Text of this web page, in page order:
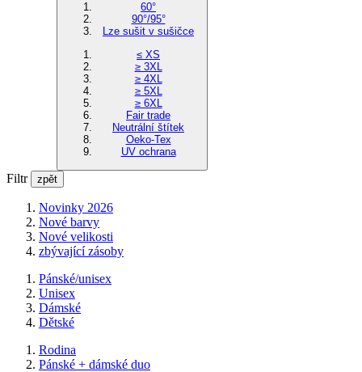
60°
90°/95°
Lze sušit v sušičce
≤ XS
≥ 3XL
≥ 4XL
≥ 5XL
≥ 6XL
Fair trade
Neutrální štítek
Oeko-Tex
UV ochrana
Filtr zpět
Novinky 2026
Nové barvy
Nové velikosti
zbývající zásoby
Pánské/unisex
Unisex
Dámské
Dětské
Rodina
Pánské + dámské duo